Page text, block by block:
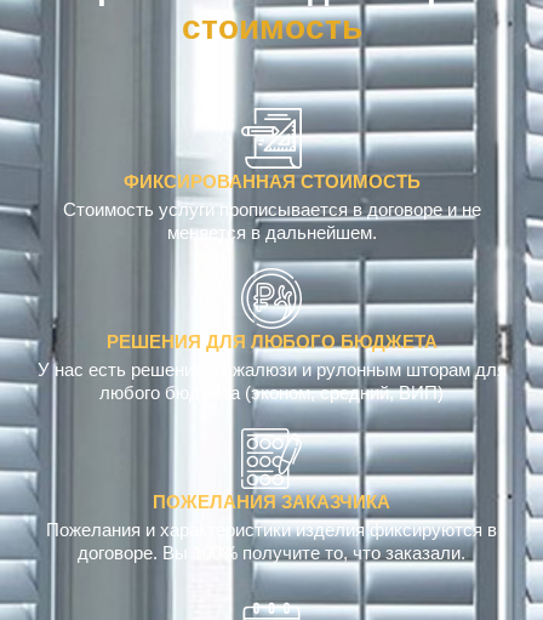
омпенсация
ФИКСИРОВАННАЯ СТОИМОСТЬ
Стоимость услуги прописывается в договоре и не
меняется в дальнейшем.
РЕШЕНИЯ ДЛЯ ЛЮБОГО БЮДЖЕТА
У нас есть решения по жалюзи и рулонным шторам для
любого бюджета (эконом, средний, ВИП)
ПОЖЕЛАНИЯ ЗАКАЗЧИКА
Пожелания и характеристики изделия фиксируются в
договоре. Вы 100% получите то, что заказали.